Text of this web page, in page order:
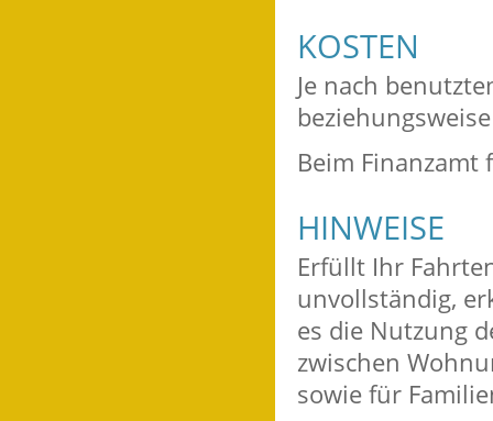
KOSTEN
Je nach
Beim Finanzamt
HINWEISE
Erfüllt Ihr
unvollständig,
es die Nutzung
zwischen
sowie für